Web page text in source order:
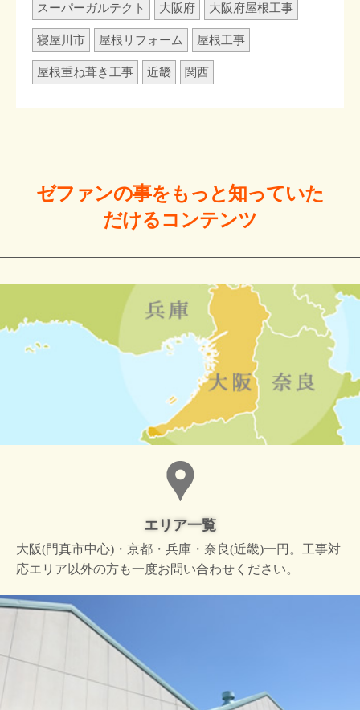
スーパーガルテクト 大阪府 大阪府屋根工事
寝屋川市 屋根リフォーム 屋根工事
屋根重ね葺き工事 近畿 関西
ゼファンの事をもっと知っていた
だけるコンテンツ
エリア一覧
大阪(門真市中心)・京都・兵庫・奈良(近畿)一円。工事対
応エリア以外の方も一度お問い合わせください。